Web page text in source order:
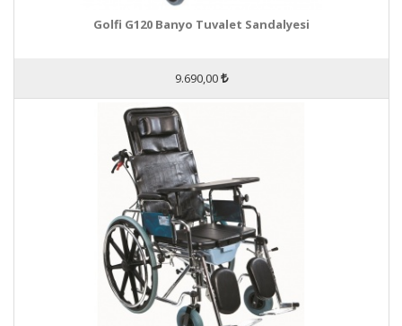
Golfi G120 Banyo Tuvalet Sandalyesi
9.690,00